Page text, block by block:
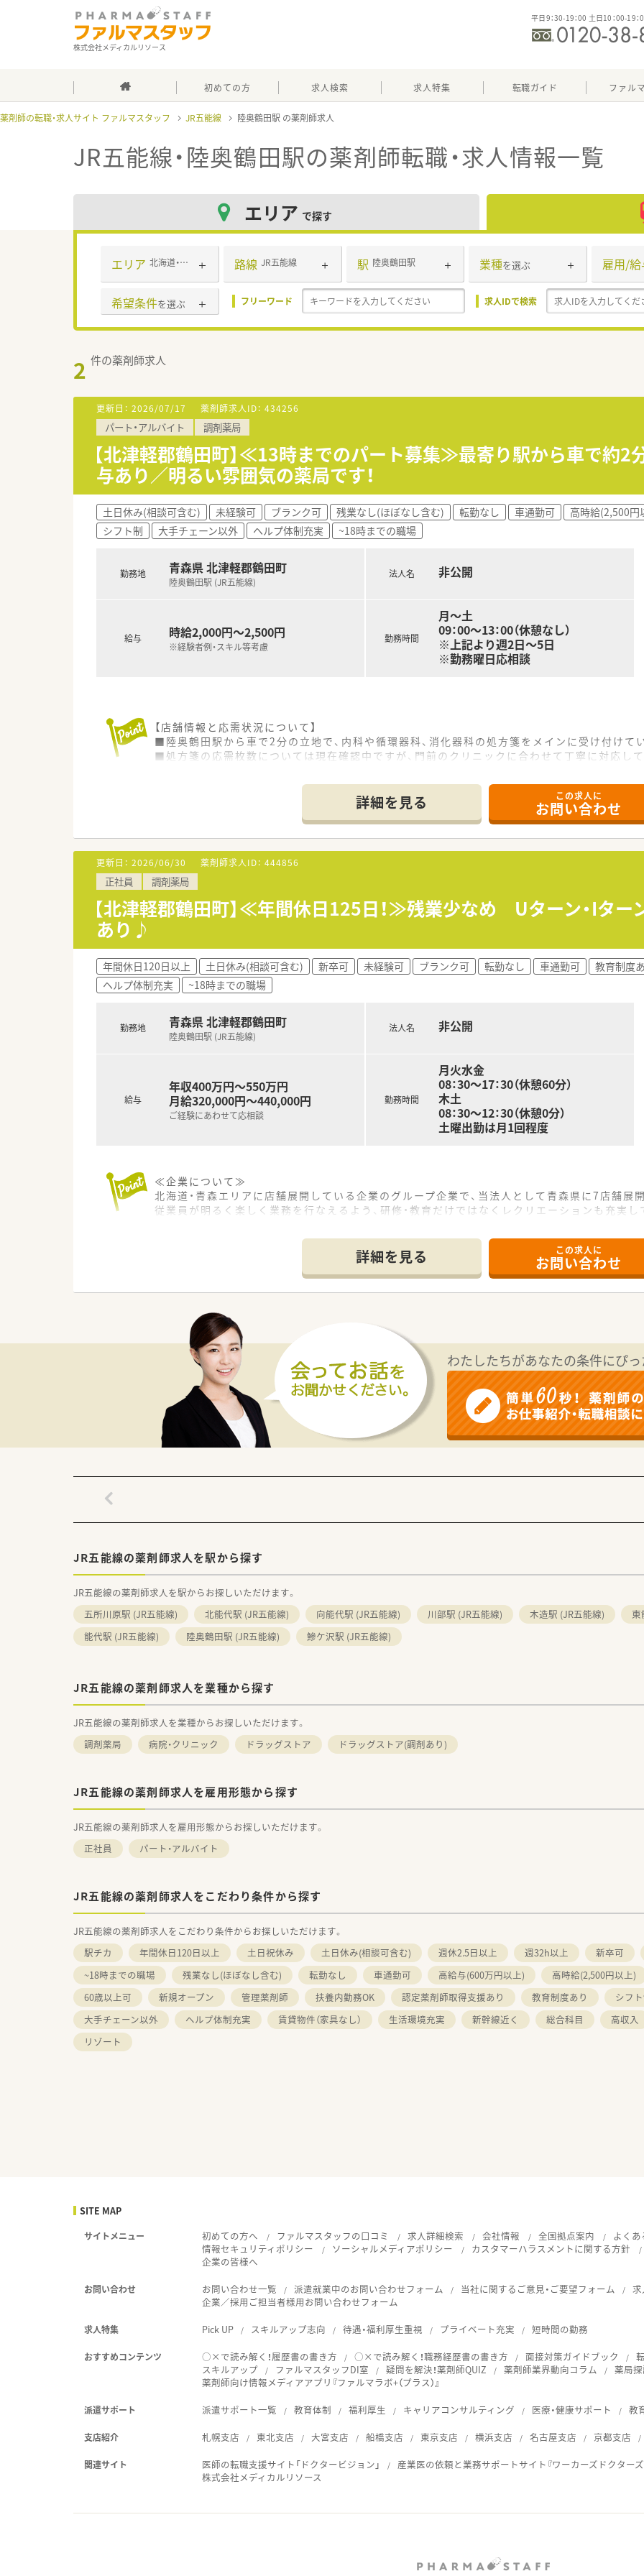
株式会社メディカルリソース
平日9：30-19：00 土日10：00-19：
初めての方 求人検索 求人特集 転職ガイド ファル
薬剤師の転職・求人サイト ファルマスタッフ JR五能線 陸奥鶴田駅
JR五能線・陸奥鶴田駅の薬剤師転職・求人情報一覧
エリア で探す
エリア 北海道・東北 路線 JR五能線 駅 陸奥鶴田駅 業種を選ぶ 雇用/
希望条件を選ぶ フリーワード 求人IDで検索
2 件の薬剤師求人
更新日： 2026/07/17 薬剤師求人ID： 434256
パート・アルバイト 調剤薬局
【北津軽郡鶴田町】≪13時までのパート募集≫最寄り駅から車で約2
与あり／明るい雰囲気の薬局です！
土日休み(相談可含む) 未経験可 ブランク可 残業なし(ほぼなし含む) 転勤なし 車通勤可 高時給(2,500円
シフト制
大手チェーン以外 ヘルプ体制充実 ~18時までの職場
勤務地 青森県 北津軽郡鶴田町
陸奥鶴田駅 (JR五能線)
給与 時給2,000円～2,500円
※経験者例・スキル等考慮
法人名 非公開
勤務時間
月～土
09：00～13：00（休憩なし）
※上記より週2日～5日
※勤務曜日応相談
【店舗情報と応需状況について】
■陸奥鶴田駅から車で2分の立地で、内科や循環器科、消化器科の処方箋をメインに受け付けてい
■処方箋の応需枚数については現在確認中ですが、門前のクリニックに合わせて丁寧に対応して
■北海道と青森エリアを中心に17店舗の調剤薬局を展開し、地域に深く根ざした運営を行う企業
■安心できる情報と思いやりあるサービスを提供し、地域の人々の幸福に貢献することを信念と
■最新の調剤システムや機器を積極的に導入し、従業員がより働きやすい環境作りに力を注い
【こんな方が活躍中】
■ライフスタイルに合わせて無理なく働きたい子育て世代や、扶養内での勤務を希望する方が活
■ブランクから復職したスタッフも在籍しており、周囲の丁寧なサポートを受けながら業務に
■常勤とパートがそれぞれの役割を全うしつつ、チームワークを大切にして明るく楽しく働く
詳細を見る この求人に
お問い合わせ
更新日： 2026/06/30 薬剤師求人ID： 444856
正社員 調剤薬局
【北津軽郡鶴田町】≪年間休日125日！≫残業少なめ Uターン・Iター
あり♪
年間休日120日以上 土日休み(相談可含む) 新卒可 未経験可 ブランク可 転勤なし 車通勤可 教育制度
ヘルプ体制充実
~18時までの職場
勤務地 青森県 北津軽郡鶴田町
陸奥鶴田駅 (JR五能線)
給与
年収400万円～550万円
月給320,000円～440,000円
ご経験にあわせて応相談
法人名 非公開
勤務時間
月火水金
08：30～17：30（休憩60分）
木土
08：30～12：30（休憩0分）
土曜出勤は月1回程度
≪企業について≫
北海道・青森エリアに店舗展開している企業のグループ企業で、当法人として青森県に7店舗展
従業員が明るく楽しく業務を行なえるよう、研修・教育だけではなくレクリエーションも充実し
≪より効率的に働けるようシステム化を推進！≫
すべての店舗にインターネットを完備し、薬の発注や在庫管理の効率を良くしております。店
ステムなども導入し、より効率的かつ薬剤師の負担が少なくなるよう環境を整えています。
≪薬局について≫
鶴田町で内科,外科,小児科,眼科を受けている診療所からの処方箋をメインで応需しています。
五能線の陸奥鶴田駅から徒歩でも通勤できる距離です。車通勤も勿論可能！
お休みは日祝+木曜PM+基本土曜日。土曜は月1回程度お昼までの勤務がありますが基本的に
薬局入り口前にはベンチも設置されており、「薬局」を訴求した作りになっています。
薬局内でも明るい雰囲気でお互い配慮されながらお仕事されています。薬剤師として前向きに
＼＼こんな方におすすめです／／
・地域医療に貢献できる環境でお仕事をしたい方！
・長期的に安定した環境で働きたい方
詳細を見る この求人に
お問い合わせ
わたしたちがあなたの条件にぴ
JR五能線の薬剤師求人を駅から探す
JR五能線の薬剤師求人を駅からお探しいただけます。
五所川原駅 (JR五能線)
北能代駅 (JR五能線) 向能代駅 (JR五能線) 川部駅 (JR五能線) 木造駅 (JR五能線) 東
能代駅 (JR五能線)
陸奥鶴田駅 (JR五能線) 鰺ケ沢駅 (JR五能線)
JR五能線の薬剤師求人を業種から探す
JR五能線の薬剤師求人を業種からお探しいただけます。
調剤薬局
病院・クリニック ドラッグストア ドラッグストア(調剤あり)
JR五能線の薬剤師求人を雇用形態から探す
JR五能線の薬剤師求人を雇用形態からお探しいただけます。
正社員
パート・アルバイト
JR五能線の薬剤師求人をこだわり条件から探す
JR五能線の薬剤師求人をこだわり条件からお探しいただけます。
駅チカ
年間休日120日以上 土日祝休み 土日休み(相談可含む) 週休2.5日以上 週32h以上 新卒可
~18時までの職場
残業なし(ほぼなし含む) 転勤なし 車通勤可 高給与(600万円以上) 高時給(2,500円以上)
60歳以上可
新規オープン 管理薬剤師 扶養内勤務OK 認定薬剤師取得支援あり 教育制度あり シフ
大手チェーン以外
ヘルプ体制充実 賃貸物件（家具なし） 生活環境充実 新幹線近く 総合科目 高収入
リゾート
SITE MAP
サイトメニュー 初めての方へ ファルマスタッフの口コミ 求人詳細検索 会社情報 全国拠点案内 よくあ
情報セキュリティポリシー
ソーシャルメディアポリシー カスタマーハラスメントに関する方針
企業の皆様へ
お問い合わせ お問い合わせ一覧 派遣就業中のお問い合わせフォーム 当社に関するご意見・ご要望フォーム
企業／採用ご担当者様用お問い合わせフォーム
求人特集 Pick UP スキルアップ志向 待遇・福利厚生重視 プライベート充実 短時間の勤務
おすすめコンテンツ ○×で読み解く！履歴書の書き方 ○×で読み解く！職務経歴書の書き方 面接対策ガイドブック
スキルアップ
ファルマスタッフDI室 疑問を解決！薬剤師QUIZ 薬剤師業界動向コラム 薬局
薬剤師向け情報メディアアプリ『ファルマラボ+（プラス）』
派遣サポート 派遣サポート一覧 教育体制 福利厚生 キャリアコンサルティング 医療・健康サポート 教
支店紹介 札幌支店 東北支店 大宮支店 船橋支店 東京支店 横浜支店 名古屋支店 京都支店
関連サイト 医師の転職支援サイト「ドクタービジョン」 産業医の依頼と業務サポートサイト『ワーカーズドクターズ
株式会社メディカルリソース